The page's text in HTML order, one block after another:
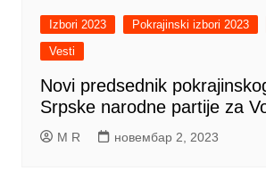
Izbori 2023 Pokrajinski izbori 2023
Vesti
Novi predsednik
Srpske narodne partije za
M R новембар 2, 2023